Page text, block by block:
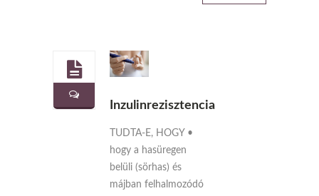
Inzulinrezisztencia
TUDTA-E, HOGY •
hogy a hasüregen
belüli (sörhas) és
májban felhalmozódó